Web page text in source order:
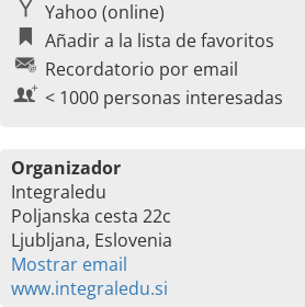
Yahoo (online)
Añadir a la lista de favoritos
Recordatorio por email
< 1000 personas interesadas
Organizador
Integraledu
Poljanska cesta 22c
Ljubljana, Eslovenia
Mostrar email
www.integraledu.si